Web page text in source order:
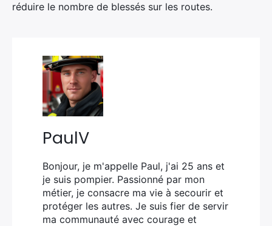
réduire le nombre de blessés sur les routes.
PaulV
Bonjour, je m'appelle Paul, j'ai 25 ans et
je suis pompier. Passionné par mon
métier, je consacre ma vie à secourir et
protéger les autres. Je suis fier de servir
ma communauté avec courage et